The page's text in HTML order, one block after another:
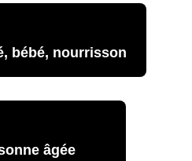
bébé, nourrisson
âgée